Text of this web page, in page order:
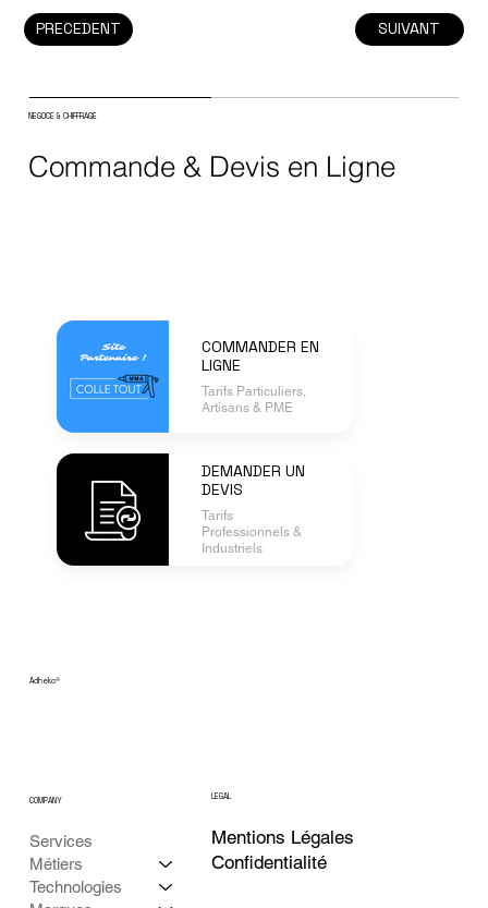
PRECEDENT SUIVANT
COMMANDER EN
LIGNE
Tarifs Particuliers,
Artisans & PME
DEMANDER UN
DEVIS
Tarifs
Professionnels &
Industriels
Commande & Devis en Ligne
NEGOCE & CHIFFRAGE
Adheko®
Services
Métiers
Technologies
COMPANY LEGAL
Confidentialité
Mentions Légales